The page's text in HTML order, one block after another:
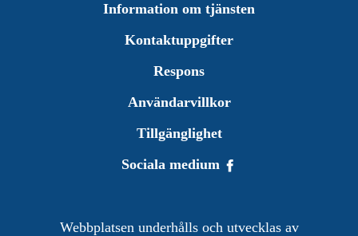
Information om tjänsten
Kontaktuppgifter
Respons
Användarvillkor
Tillgänglighet
Sociala medium
Webbplatsen underhålls och utvecklas av